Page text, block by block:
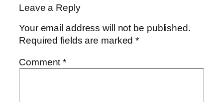
Leave a Reply
Your email address will not be published.
Required fields are marked*
Comment*